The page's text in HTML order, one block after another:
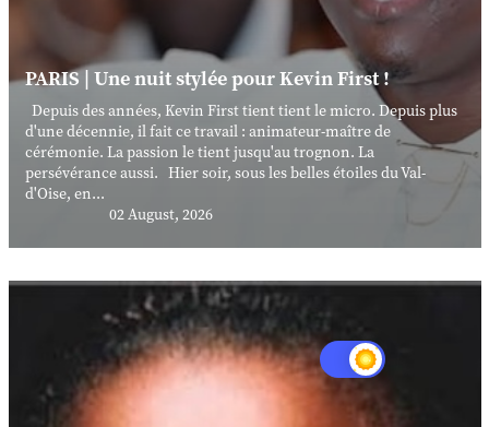
PARIS | Une nuit stylée pour Kevin First !
Depuis des années, Kevin First tient tient le micro. Depuis plus
d'une décennie, il fait ce travail : animateur-maître de
cérémonie. La passion le tient jusqu'au trognon. La
persévérance aussi. Hier soir, sous les belles étoiles du Val-
d'Oise, en...
02 August, 2026